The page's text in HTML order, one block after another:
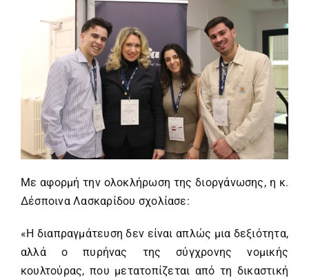
Με αφορμή την ολοκλήρωση της διοργάνωσης, η κ.
Δέσποινα Λασκαρίδου σχολίασε:
«Η διαπραγμάτευση δεν είναι απλώς μια δεξιότητα,
αλλά ο πυρήνας της σύγχρονης νομικής
κουλτούρας, που μετατοπίζεται από τη δικαστική